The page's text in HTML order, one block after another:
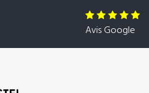
Avis Google